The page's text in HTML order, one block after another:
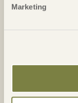
Marketing
Anmerkung